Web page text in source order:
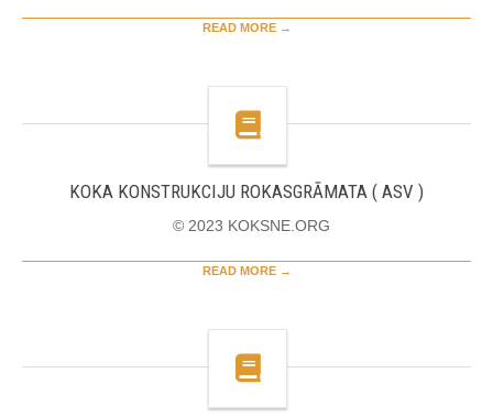
READ MORE →
KOKA KONSTRUKCIJU ROKASGRĀMATA ( ASV )
© 2023 KOKSNE.ORG
READ MORE →